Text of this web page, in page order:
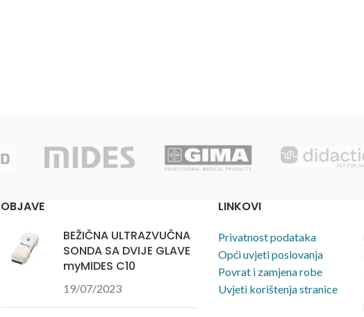
nabava@bolster.hr i tel +385 1 4106 503
OBJAVE
BEŽIČNA ULTRAZVUČNA
SONDA SA DVIJE GLAVE
myMIDES C10
19/07/2023
LINKOVI
Privatnost podataka
Opći uvjeti poslovanja
Povrat i zamjena robe
Uvjeti korištenja stranice